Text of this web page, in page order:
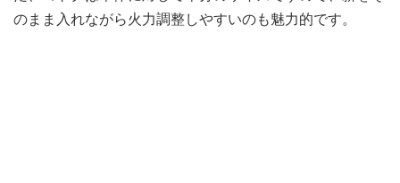
のまま入れながら火力調整しやすいのも魅力的です。